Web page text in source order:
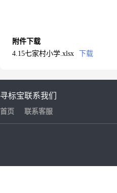
附件下载
4.15七家村小学.xlsx
下载
寻标宝
首页
联系我们
联系客服